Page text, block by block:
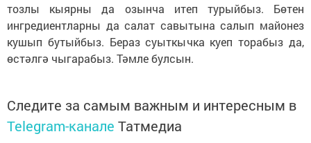
тозлы кыярны да озынча итеп турыйбыз. Бөтен
ингредиентларны да салат савытына салып майонез
кушып бутыйбыз. Бераз суыткычка куеп торабыз да,
өстәлгә чыгарабыз. Тәмле булсын.
Следите за самым важным и интересным в
Telegram-канале Татмедиа